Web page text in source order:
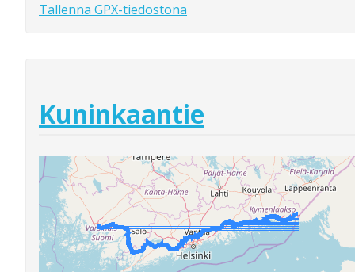
Tallenna GPX-tiedostona
Kuninkaantie